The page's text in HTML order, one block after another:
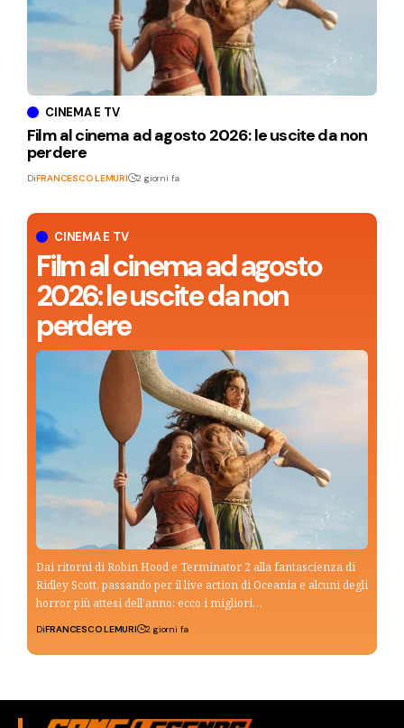
CINEMA E TV
Film al cinema ad agosto
2026: le uscite da non
perdere
Dai ritorni di Robin Hood e Terminator 2 alla fantascienza di
Ridley Scott, passando per il live action di Oceania e alcuni degli
horror più attesi dell’anno: ecco i migliori…
DiFRANCESCO LEMURI 2 giorni fa
CINEMA E TV
Film al cinema ad agosto 2026: le uscite da non
perdere
DiFRANCESCO LEMURI 2 giorni fa